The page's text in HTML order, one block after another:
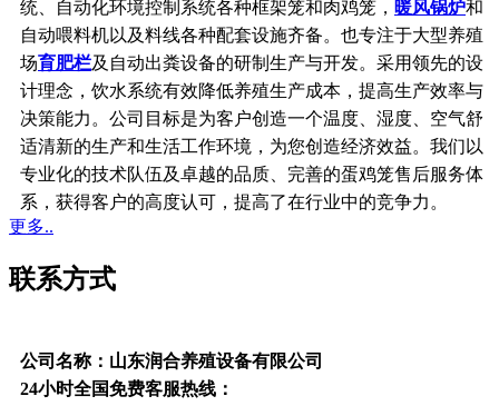
统、自动化环境控制系统各种框架笼和肉鸡笼， 暖风锅炉和
自动喂料机以及料线各种配套设施齐备。也专注于大型养殖
场育肥栏及自动出粪设备的研制生产与开发。采用领先的设
计理念，饮水系统有效降低养殖生产成本，提高生产效率与
决策能力。公司目标是为客户创造一个温度、湿度、空气舒
适清新的生产和生活工作环境，为您创造经济效益。我们以
专业化的技术队伍及卓越的品质、完善的蛋鸡笼售后服务体
系，获得客户的高度认可，提高了在行业中的竞争力。
更多..
联系方式
公司名称：山东润合养殖设备有限公司
24小时全国免费客服热线：